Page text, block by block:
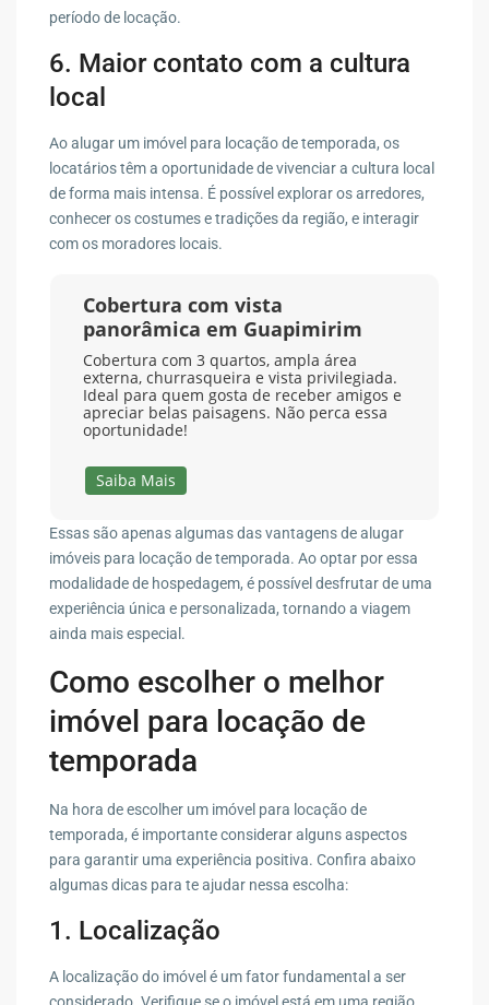
período de locação.
6. Maior contato com a cultura
local
Ao alugar um imóvel para locação de temporada, os
locatários têm a oportunidade de vivenciar a cultura local
de forma mais intensa. É possível explorar os arredores,
conhecer os costumes e tradições da região, e interagir
com os moradores locais.
Cobertura com vista
panorâmica em Guapimirim
Cobertura com 3 quartos, ampla área
externa, churrasqueira e vista privilegiada.
Ideal para quem gosta de receber amigos e
apreciar belas paisagens. Não perca essa
oportunidade!
Saiba Mais
Essas são apenas algumas das vantagens de alugar
imóveis para locação de temporada. Ao optar por essa
modalidade de hospedagem, é possível desfrutar de uma
experiência única e personalizada, tornando a viagem
ainda mais especial.
Como escolher o melhor
imóvel para locação de
temporada
Na hora de escolher um imóvel para locação de
temporada, é importante considerar alguns aspectos
para garantir uma experiência positiva. Confira abaixo
algumas dicas para te ajudar nessa escolha:
1. Localização
A localização do imóvel é um fator fundamental a ser
considerado. Verifique se o imóvel está em uma região